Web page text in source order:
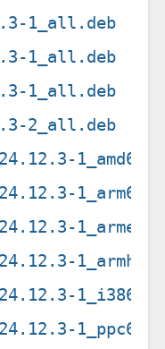
1_all.deb
1_all.deb
1_all.deb
2_all.deb